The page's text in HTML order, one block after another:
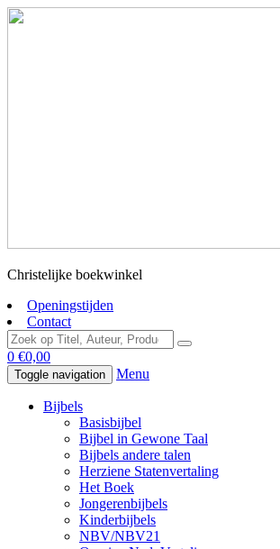
Christelijke boekwinkel
Openingstijden
Contact
0 €0,00
Toggle navigation Menu
Bijbels
Basisbijbel
Bijbel in Gewone Taal
Bijbels andere talen
Herziene Statenvertaling
Het Boek
Jongerenbijbels
Kinderbijbels
NBV/NBV21